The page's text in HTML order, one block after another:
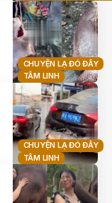
CHUYỆN LẠ ĐÓ ĐÂY
TÂM LINH
CHUYỆN LẠ ĐÓ ĐÂY
TÂM LINH